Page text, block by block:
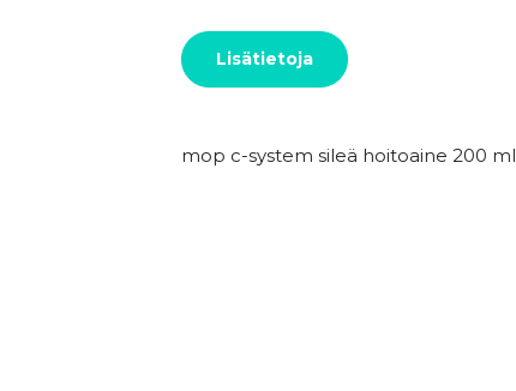
Lisätietoja
mop c-system sileä hoitoaine 200 ml